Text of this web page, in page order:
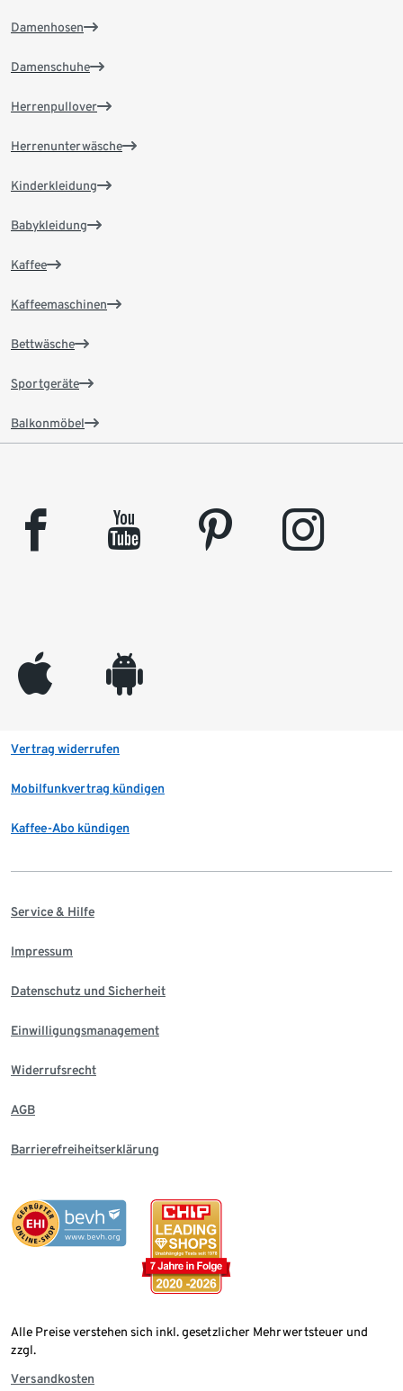
Damenhosen
Damenschuhe
Herrenpullover
Herrenunterwäsche
Kinderkleidung
Babykleidung
Kaffee
Kaffeemaschinen
Bettwäsche
Sportgeräte
Balkonmöbel
facebook youtube pinterest instagram
appleinc android
Vertrag widerrufen
Mobilfunkvertrag kündigen
Kaffee-Abo kündigen
Service & Hilfe
Impressum
Datenschutz und Sicherheit
Einwilligungsmanagement
Widerrufsrecht
AGB
Barrierefreiheitserklärung
Alle Preise verstehen sich inkl. gesetzlicher Mehrwertsteuer und
zzgl.
Versandkosten